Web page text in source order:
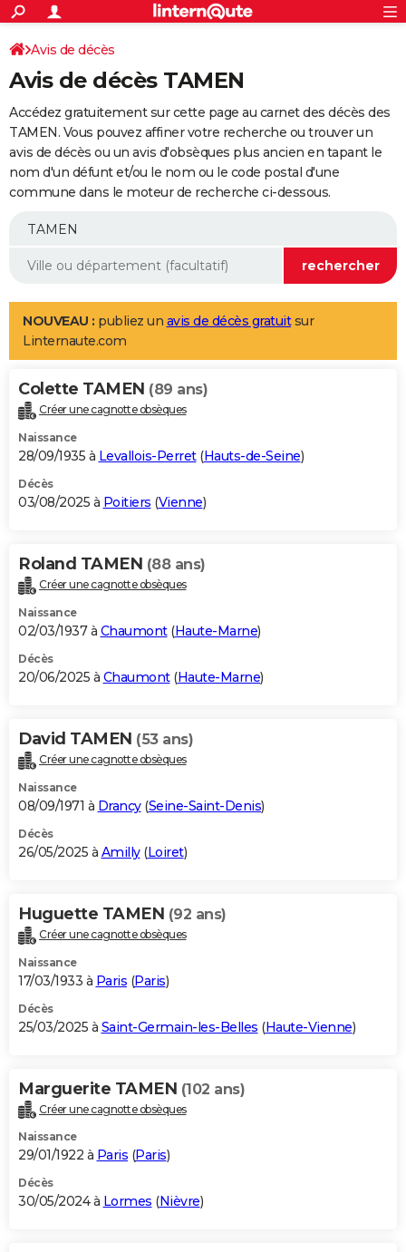
ACTUALITÉS
Politique
Société
Faits Divers
Education
Monde
Villes
+
SPORT
Coupe du monde 2026
Football
Tennis
Cyclisme
Rugby
Forum
Programme TV
TNT
Streaming
Cinéma
Sorties cinéma
Musique
+FINANCE
Retraite
Epargne
Immobilier
Risques naturels par ville
Banque
Assurance
AUTO
Essais
Réserver un essai
Citadines
Berlines
SUV
Forum auto
+
Mobiles
Meilleur smartphone
Internet
Ordinateurs
Jeux vidéo
Guide high-tech
Aménagement intérieur
LIFESTYLE
Art de vivre
Bien-être
Loisirs
Mode
Modes de vie
Alimentation
Guide de la santé
Maladies
Médicaments
Sommeil
VOYAGE
Destinations
City break
Voyage nature
Voyage de noces
Forum
Climat
+PHOTO
GUIDES D'ACHAT
BONS PLANS
Carte de Noël
Carte Bonne année
Carte Saint-Valentin
Carte Pâques
Carte d'anniversaire
DICTIONNAIRE
Dictionnaire
Biographies
Citations
Expressions
Proverbes
PROGRAMME TV
S'inscrire
Se connecter
Lycées
Collèges
Primaires
Universités
Entreprises
Service militaire
Avis de recherche
AVIS DE DÉCÈS
Bricolage
Lifestyle
Culture
Sport
Auto
Television
Voyage
Cinema
Avis de décès
Avis de décès TAMEN
Accédez gratuitement sur cette page au carnet des décès des
TAMEN. Vous pouvez affiner votre recherche ou trouver un
avis de décès ou un avis d'obsèques plus ancien en tapant le
nom d'un défunt et/ou le nom ou le code postal d'une
commune dans le moteur de recherche ci-dessous.
NOUVEAU : publiez un avis de décès gratuitsur
Linternaute.com
Colette TAMEN (89 ans)
Créer une cagnotte obsèques
Naissance
28/09/1935 à Levallois-Perret(Hauts-de-Seine)
Décès
03/08/2025 à Poitiers (Vienne)
Roland TAMEN (88 ans)
Créer une cagnotte obsèques
Naissance
02/03/1937 à Chaumont(Haute-Marne)
Décès
20/06/2025 à Chaumont(Haute-Marne)
David TAMEN (53 ans)
Créer une cagnotte obsèques
Naissance
08/09/1971 à Drancy(Seine-Saint-Denis)
Décès
26/05/2025 à Amilly(Loiret)
Huguette TAMEN (92 ans)
Créer une cagnotte obsèques
Naissance
17/03/1933 à Paris (Paris)
Décès
25/03/2025 à Saint-Germain-les-Belles (Haute-Vienne)
Marguerite TAMEN (102 ans)
Créer une cagnotte obsèques
Naissance
29/01/1922 à Paris (Paris)
Décès
30/05/2024 à Lormes (Nièvre)